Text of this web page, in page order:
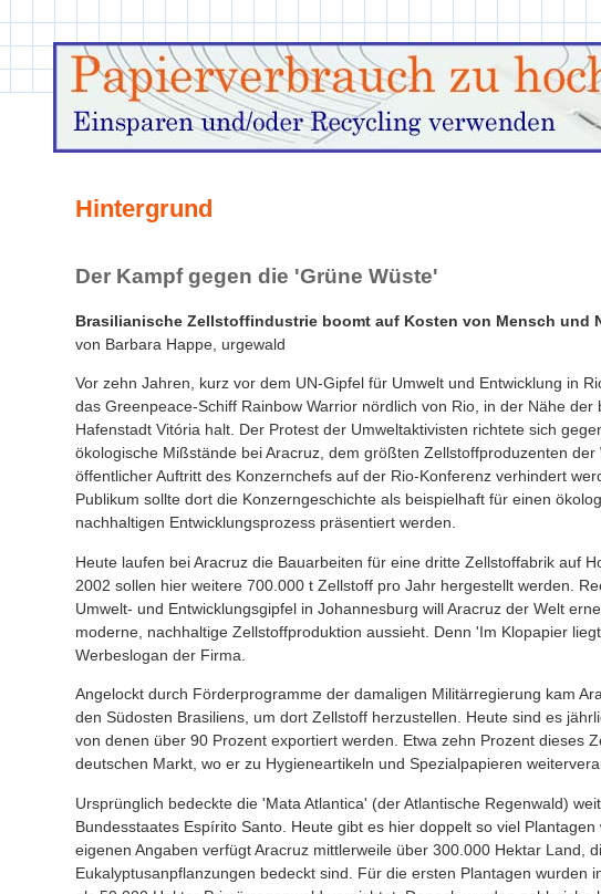
Hintergrund
Der Kampf gegen die 'Grüne Wüste'
Brasilianische Zellstoffindustrie boomt auf Kosten von Mensch und
von Barbara Happe, urgewald
Vor zehn Jahren, kurz vor dem UN-Gipfel für Umwelt und Entwicklung in
das Greenpeace-Schiff Rainbow Warrior nördlich von Rio, in der Nähe der
Hafenstadt Vitória halt. Der Protest der Umweltaktivisten richtete sich
ökologische Mißstände bei Aracruz, dem größten Zellstoffproduzenten der
öffentlicher Auftritt des Konzernchefs auf der Rio-Konferenz verhindert
Publikum sollte dort die Konzerngeschichte als beispielhaft für einen
nachhaltigen Entwicklungsprozess präsentiert werden.
Heute laufen bei Aracruz die Bauarbeiten für eine dritte Zellstoffabrik auf
2002 sollen hier weitere 700.000 t Zellstoff pro Jahr hergestellt werden.
Umwelt- und Entwicklungsgipfel in Johannesburg will Aracruz der Welt
moderne, nachhaltige Zellstoffproduktion aussieht. Denn 'Im Klopapier
Werbeslogan der Firma.
Angelockt durch Förderprogramme der damaligen Militärregierung kam
den Südosten Brasiliens, um dort Zellstoff herzustellen. Heute sind es
von denen über 90 Prozent exportiert werden. Etwa zehn Prozent dieses
deutschen Markt, wo er zu Hygieneartikeln und Spezialpapieren
Ursprünglich bedeckte die 'Mata Atlantica' (der Atlantische Regenwald)
Bundesstaates Espírito Santo. Heute gibt es hier doppelt so viel Plantagen
eigenen Angaben verfügt Aracruz mittlerweile über 300.000 Hektar Land,
Eukalyptusanpflanzungen bedeckt sind. Für die ersten Plantagen wurden